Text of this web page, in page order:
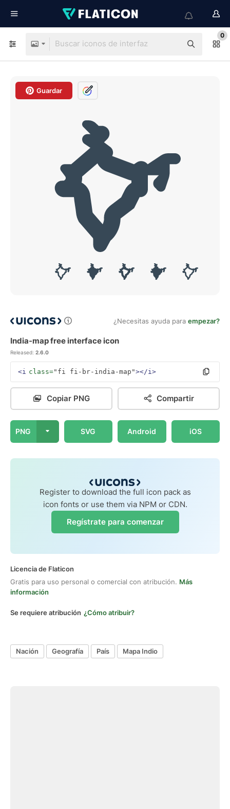
0
Guardar
¿Necesitas ayuda para empezar?
India-map free interface icon
Released: 2.6.0
<i class="fi fi-br-india-map"></i>
Copiar PNG Compartir
PNG SVG Android iOS
Register to download the full icon pack as
icon fonts or use them via NPM or CDN.
Regístrate para comenzar
Licencia de Flaticon
Gratis para uso personal o comercial con atribución. Más
información
Se requiere atribución ¿Cómo atribuir?
Nación Geografía País Mapa Indio